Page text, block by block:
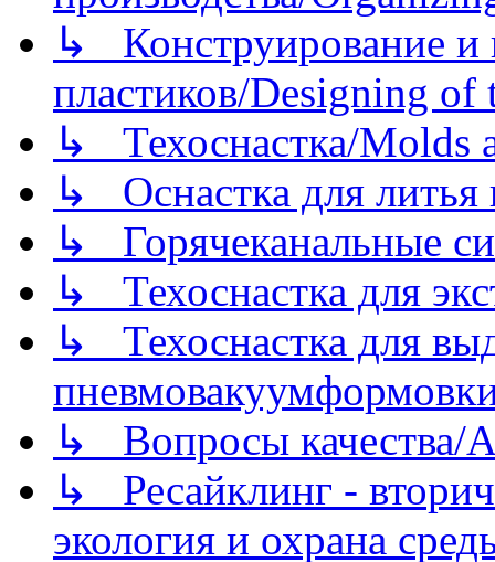
↳ Конструирование и
пластиков/Designing of
↳ Техоснастка/Molds
↳ Оснастка для литья
↳ Горячеканальные
↳ Техоснастка для
↳ Техоснастка для
↳ Вопросы качества/
↳ Ресайклинг -
экология и охрана